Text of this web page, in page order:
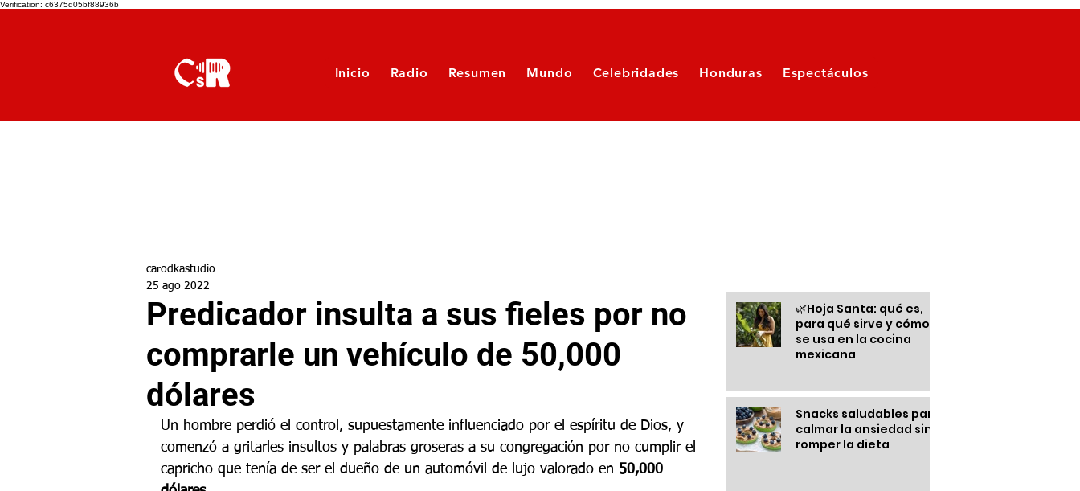
Verification: c6375d05bf88936b
Inicio Radio Resumen Mundo Celebridades Honduras Espectáculos
Predicador insulta a sus fieles por no
comprarle un vehículo de 50,000
dólares
carodkastudio
25 ago 2022
Un hombre perdió el control, supuestamente influenciado por el espíritu de Dios, y
comenzó a gritarles insultos y palabras groseras a su congregación por no cumplir el
capricho que tenía de ser el dueño de un automóvil de lujo valorado en 50,000
🌿Hoja Santa: qué es,
para qué sirve y cómo
se usa en la cocina
mexicana
Snacks saludables para
calmar la ansiedad sin
romper la dieta